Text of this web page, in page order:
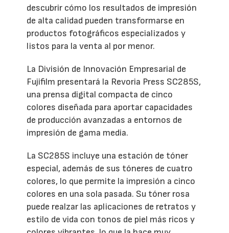
descubrir cómo los resultados de impresión
de alta calidad pueden transformarse en
productos fotográficos especializados y
listos para la venta al por menor.
La División de Innovación Empresarial de
Fujifilm presentará la Revoria Press SC285S,
una prensa digital compacta de cinco
colores diseñada para aportar capacidades
de producción avanzadas a entornos de
impresión de gama media.
La SC285S incluye una estación de tóner
especial, además de sus tóneres de cuatro
colores, lo que permite la impresión a cinco
colores en una sola pasada. Su tóner rosa
puede realzar las aplicaciones de retratos y
estilo de vida con tonos de piel más ricos y